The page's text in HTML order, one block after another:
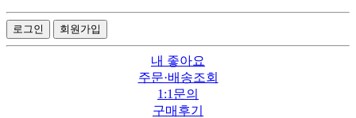
로그인 회원가입
내 좋아요
주문·배송조회
1:1문의
구매후기